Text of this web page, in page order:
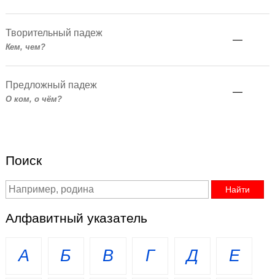
Творительный падеж
Кем, чем?
—
Предложный падеж
О ком, о чём?
—
Поиск
Алфавитный указатель
А Б В Г Д Е